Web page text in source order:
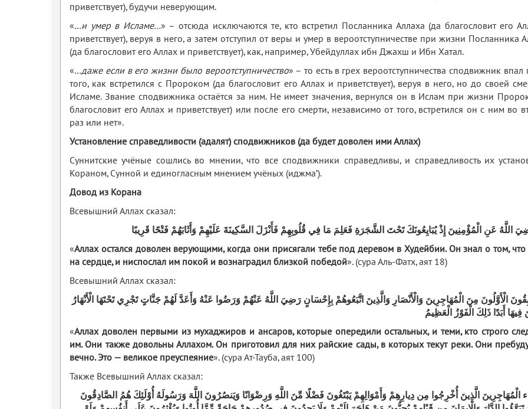
приветствует), будучи неверующим.
«…и умер в Исламе…» – отсюда исключаются те, кто встретил Посланника Аллаха (да благословит его
приветствует), веруя в него, а затем отступил от веры и умер в вероотступничестве при жизни Посланника
(да благословит его Аллах и приветствует), как, например, Убейдуллах ибн Джахш и Ибн Хатал.
«…даже если в его жизни было вероотступничество» – то есть в грех вероотступничества сподвижник впал
того, как встретился с Пророком (да благословит его Аллах и приветствует), веруя в него, но до своей
Исламе. Звание сподвижника остаётся за ним. Не имеет значения, вернулся он в Ислам при жизни
благословит его Аллах и приветствует) или после его смерти, независимо от того, встретился он с ним во
раз или нет».
Установление справедливости (адалят) сподвижников (да будет доволен ими Аллах)
Суннитские учёные сошлись во мнении, что все сподвижники справедливы, и справедливость их
Кораном, Сунной и единогласным мнением учёных (иджма’).
Довод из Корана
Всевышний Аллах сказал:
اللَّهُ عَنِ الْمُؤْمِنِينَ إِذْ يُبَايِعُونَكَ تَحْتَ الشَّجَرَةِ فَعَلِمَ مَا فِي قُلُوبِهِمْ فَأَنْزَلَ السَّكِينَةَ عَلَيْهِمْ وَأَثَابَهُمْ فَتْحًا قَرِيبًا
«Аллах остался доволен верующими, когда они присягали тебе под деревом в Худейбии. Он знал о том, что
на сердце, и ниспослал им покой и вознаградил близкой победой». (сура Аль-Фатх, аят 18)
Всевышний Аллах сказал:
الْأَوَّلُونَ مِنَ الْمُهَاجِرِينَ وَالْأَنْصَارِ وَالَّذِينَ اتَّبَعُوهُمْ بِإِحْسَانٍ رَضِيَ اللَّهُ عَنْهُمْ وَرَضُوا عَنْهُ وَأَعَدَّ لَهُمْ جَنَّاتٍ تَجْرِي تَحْتَهَا الْأَنْهَارُ
فِيهَا أَبَدًا ذَلِكَ الْفَوْزُ الْعَظِيمُ
«Аллах доволен первыми из мухаджиров и ансаров, которые опередили остальных, и теми, кто строго
им. Они также довольны Аллахом. Он приготовил для них райские сады, в которых текут реки. Они
вечно. Это — великое преуспеяние». (сура Ат-Тауба, аят 100)
Также Всевышний Аллах сказал:
الْمُهَاجِرِينَ الَّذِينَ أُخْرِجُوا مِن دِيارِهِمْ وَأَمْوَالِهِمْ يَبْتَغُونَ فَضْلًا مِّنَ اللَّهِ وَرِضْوَانًا وَيَنصُرُونَ اللَّهَ وَرَسُولَهُ أُوْلَئِكَ هُمُ الصَّادِقُونَ